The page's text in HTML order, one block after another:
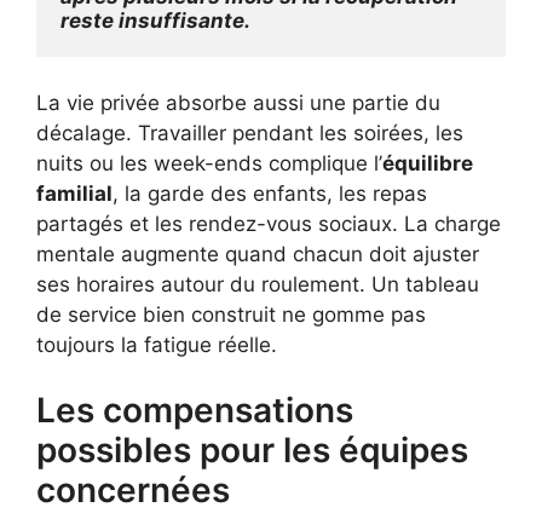
reste insuffisante.
La vie privée absorbe aussi une partie du
décalage. Travailler pendant les soirées, les
nuits ou les week-ends complique l’équilibre
familial, la garde des enfants, les repas
partagés et les rendez-vous sociaux. La charge
mentale augmente quand chacun doit ajuster
ses horaires autour du roulement. Un tableau
de service bien construit ne gomme pas
toujours la fatigue réelle.
Les compensations
possibles pour les équipes
concernées